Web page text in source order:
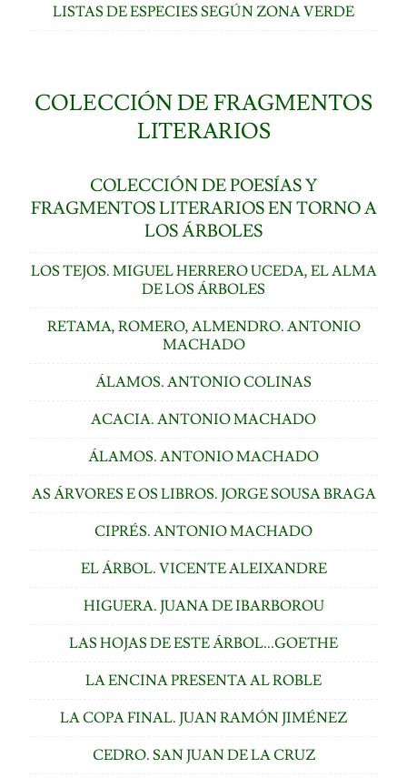
LISTAS DE ESPECIES SEGÚN ZONA VERDE
COLECCIÓN DE FRAGMENTOS
LITERARIOS
COLECCIÓN DE POESÍAS Y
FRAGMENTOS LITERARIOS EN TORNO A
LOS ÁRBOLES
LOS TEJOS. MIGUEL HERRERO UCEDA, EL ALMA
DE LOS ÁRBOLES
RETAMA, ROMERO, ALMENDRO. ANTONIO
MACHADO
ÁLAMOS. ANTONIO COLINAS
ACACIA. ANTONIO MACHADO
ÁLAMOS. ANTONIO MACHADO
AS ÁRVORES E OS LIBROS. JORGE SOUSA BRAGA
CIPRÉS. ANTONIO MACHADO
EL ÁRBOL. VICENTE ALEIXANDRE
HIGUERA. JUANA DE IBARBOROU
LAS HOJAS DE ESTE ÁRBOL...GOETHE
LA ENCINA PRESENTA AL ROBLE
LA COPA FINAL. JUAN RAMÓN JIMÉNEZ
CEDRO. SAN JUAN DE LA CRUZ